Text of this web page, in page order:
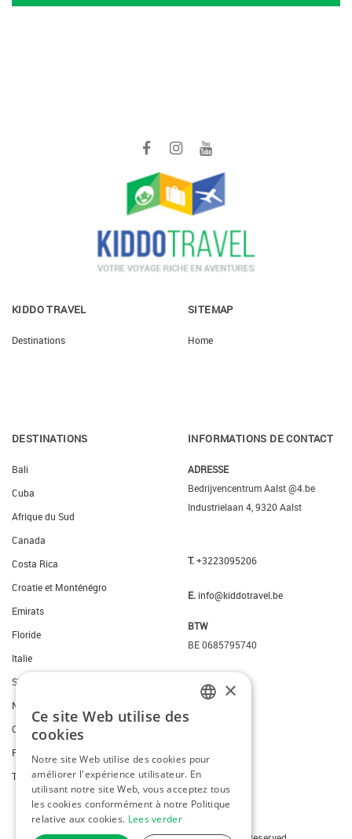
KIDDO TRAVEL
Destinations
SITEMAP
Home
DESTINATIONS
Bali
Cuba
Afrique du Sud
Canada
Costa Rica
Croatie et Monténégro
Emirats
Floride
Italie
Slovenie
New York
Ouest des Etats-Unis
Portugal
Thailande
INFORMATIONS DE CONTACT
ADRESSE
Bedrijvencentrum Aalst @4.be
Industrielaan 4, 9320 Aalst
T.+3223095206
E. info@kiddotravel.be
BTW
BE 0685795740
×
Ce site Web utilise des
cookies
Notre site Web utilise des cookies pour
améliorer l'expérience utilisateur. En
utilisant notre site Web, vous acceptez tous
les cookies conformément à notre Politique
relative aux cookies. Lees verder